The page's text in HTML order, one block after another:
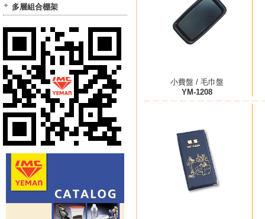
多層組合棚架
小費盤 / 毛巾盤
YM-1208